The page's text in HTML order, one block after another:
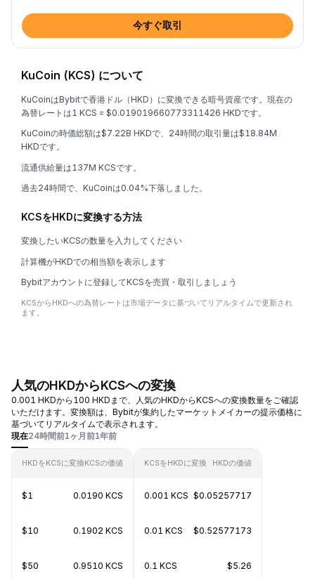
今すぐ取引
KuCoin (KCS) について
KuCoinはBybitで香港ドル（HKD）に変換できる暗号資産です。現在の
為替レートは1 KCS = $0.019019660773311426 HKDです。
KuCoinの時価総額は$7.22B HKDで、24時間の取引量は$18.84M
HKDです。
流通供給量は137M KCSです。
過去24時間で、KuCoinは0.04%下落しました。
KCSをHKDに変換する方法
変換したいKCSの数量を入力してください
計算機がHKDでの相当額を表示します
Bybitアカウントに登録してKCSを売買・取引しましょう
KCSからHKDへの為替レートは市場データに基づいてリアルタイムで更新され
ます。
人気のHKDからKCSへの変換
0.001 HKDから100 HKDまで、人気のHKDからKCSへの変換数量をご確認
いただけます。変換額は、Bybitが集約したマーケットメイカーの提示価格に
基づいてリアルタイムで表示されます。
現在24時間前1ヶ月前1年前
HKDをKCSに変換KCSの価値
$1 0.0190 KCS
$10 0.1902 KCS
$50 0.9510 KCS
KCSをHKDに変換 HKDの価値
0.001 KCS $0.05257717
0.01 KCS $0.52577173
0.1 KCS $5.26